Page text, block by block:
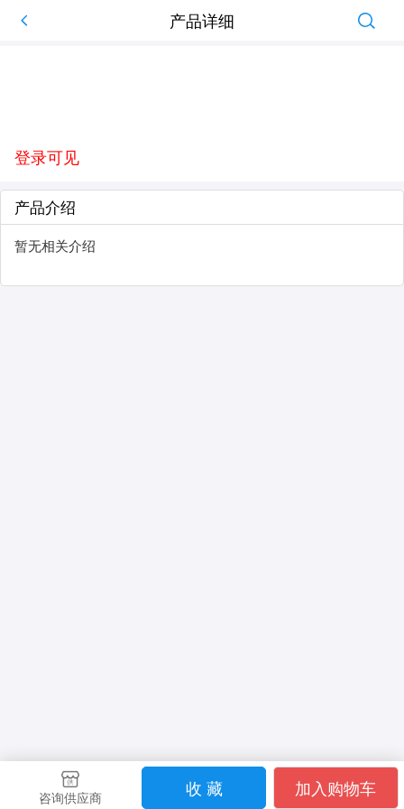
产品详细
登录可见
产品介绍
暂无相关介绍
咨询供应商 收 藏 加入购物车